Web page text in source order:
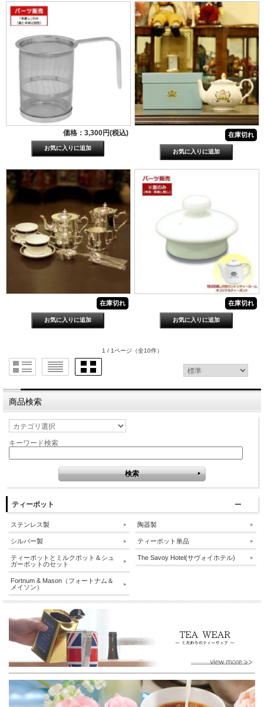
価格：3,300円(税込) 在庫切れ
在庫切れ 在庫切れ
1 / 1ページ （全10件）
商品検索
キーワード検索
ティーポット
ステンレス製
シルバー製
ティーポットとミルクポット＆シュ
ガーポットのセット
Fortnum & Mason（フォートナム＆
メイソン）
陶器製
ティーポット単品
The Savoy Hotel(サヴォイホテル)